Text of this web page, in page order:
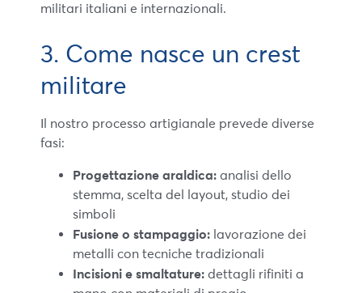
militari italiani e internazionali.
3. Come nasce un crest
militare
Il nostro processo artigianale prevede diverse
fasi:
Progettazione araldica: analisi dello
stemma, scelta del layout, studio dei
simboli
Fusione o stampaggio: lavorazione dei
metalli con tecniche tradizionali
Incisioni e smaltature: dettagli rifiniti a